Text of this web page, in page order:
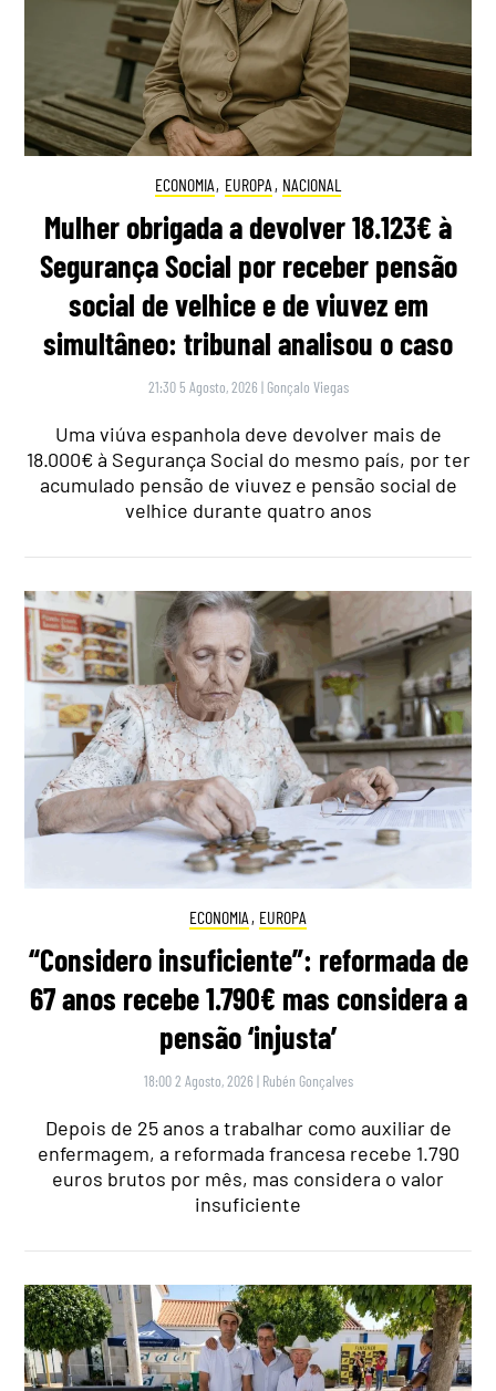
ECONOMIA, EUROPA , NACIONAL
Mulher obrigada a devolver 18.123€ à
Segurança Social por receber pensão
social de velhice e de viuvez em
simultâneo: tribunal analisou o caso
21:30 5 Agosto, 2026 | Gonçalo Viegas
Uma viúva espanhola deve devolver mais de
18.000€ à Segurança Social do mesmo país, por ter
acumulado pensão de viuvez e pensão social de
velhice durante quatro anos
ECONOMIA , EUROPA
“Considero insuficiente”: reformada de
67 anos recebe 1.790€ mas considera a
pensão ‘injusta’
18:00 2 Agosto, 2026 | Rubén Gonçalves
Depois de 25 anos a trabalhar como auxiliar de
enfermagem, a reformada francesa recebe 1.790
euros brutos por mês, mas considera o valor
insuficiente